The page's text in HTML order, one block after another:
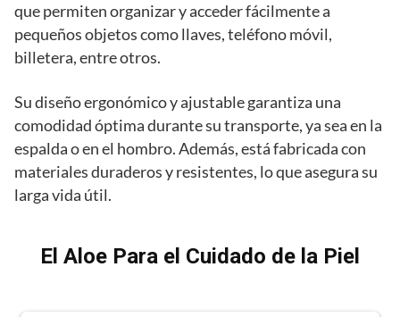
que permiten organizar y acceder fácilmente a
pequeños objetos como llaves, teléfono móvil,
billetera, entre otros.
Su diseño ergonómico y ajustable garantiza una
comodidad óptima durante su transporte, ya sea en la
espalda o en el hombro. Además, está fabricada con
materiales duraderos y resistentes, lo que asegura su
larga vida útil.
El Aloe Para el Cuidado de la Piel